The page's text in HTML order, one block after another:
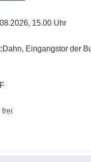
15.00 Uhr
Eingangstor der
frei